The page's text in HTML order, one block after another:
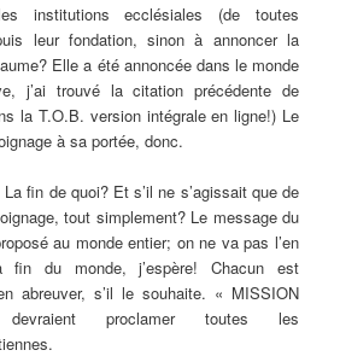
institutions ecclésiales (de toutes
leur fondation, sinon à annoncer la
Elle a été annoncée dans le monde
j’ai trouvé la citation précédente de
la T.O.B. version intégrale en ligne!) Le
à sa portée, donc.
fin de quoi? Et s’il ne s’agissait que de
tout simplement? Le message du
au monde entier; on ne va pas l’en
fin du monde, j’espère! Chacun est
abreuver, s’il le souhaite. « MISSION
proclamer toutes les